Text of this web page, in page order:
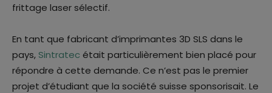
frittage laser sélectif.
En tant que fabricant d’imprimantes 3D SLS dans le
pays, Sintratec était particulièrement bien placé pour
répondre à cette demande. Ce n’est pas le premier
projet d’étudiant que la société suisse sponsorisait. Le